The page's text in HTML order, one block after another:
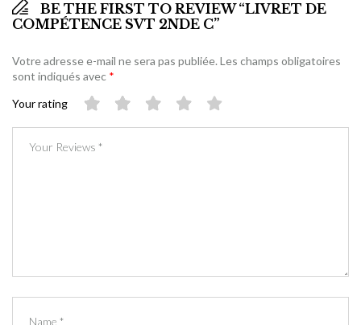
BE THE FIRST TO REVIEW “LIVRET DE
COMPÉTENCE SVT 2NDE C”
Votre adresse e-mail ne sera pas publiée.Les champs obligatoires
sont indiqués avec *
Your rating